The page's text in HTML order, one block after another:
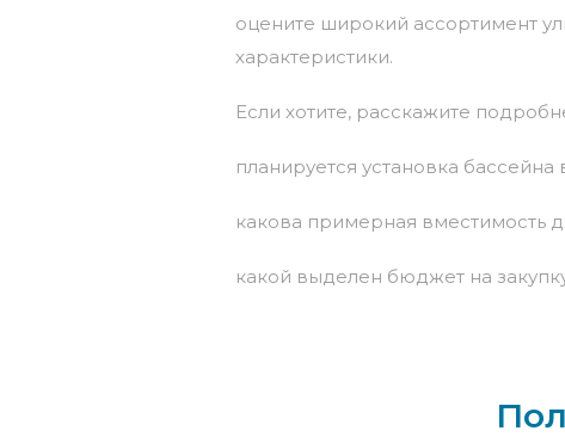
оцените широкий ассортимент
характеристики.
Если хотите, расскажите
планируется установка бассейна
какова примерная вместимость
какой выделен бюджет на